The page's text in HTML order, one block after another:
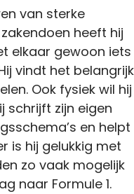
van sterke
heeft hij
elkaar gewoon iets
vindt het belangrijk
Ook fysiek wil hij
schrijft zijn eigen
en helpt
is hij gelukkig met
zo vaak mogelijk
naar Formule 1.